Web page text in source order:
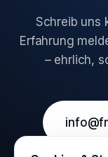
Schreib uns
Erfahrung
– ehrlich,